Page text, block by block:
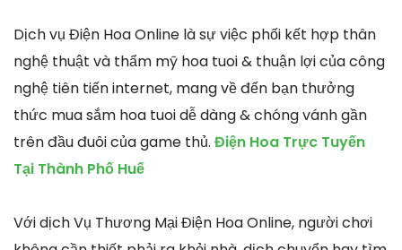
Dịch vụ Điện Hoa Online là sự việc phối kết hợp thân
nghệ thuật và thẩm mỹ hoa tuoi & thuận lợi của công
nghệ tiên tiến internet, mang về đến bạn thưởng
thức mua sắm hoa tuoi dễ dàng & chóng vánh gần
trên đầu đuôi của game thủ. Điện Hoa Trực Tuyến
Tại Thành Phố Huế
Với dịch Vụ Thương Mại Điện Hoa Online, người chơi